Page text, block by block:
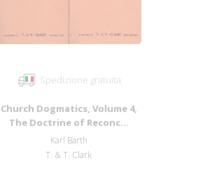
Spedizione gratuita
Church Dogmatics, Volume 4,
The Doctrine of Reconc...
Karl Barth
T. & T. Clark